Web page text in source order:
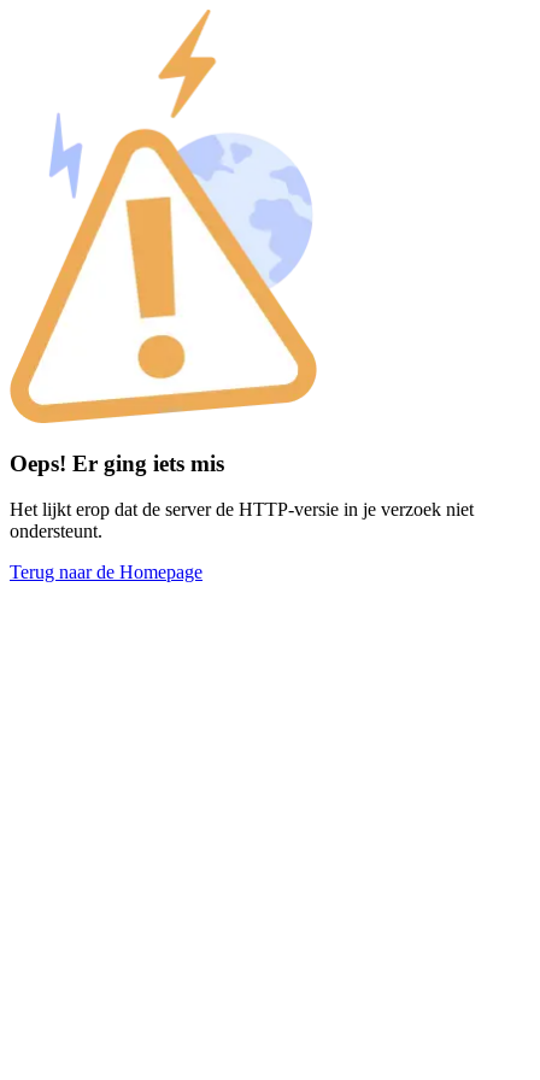
Oeps! Er ging iets mis
Het lijkt erop dat de server de HTTP-versie in je verzoek niet
ondersteunt.
Terug naar de Homepage